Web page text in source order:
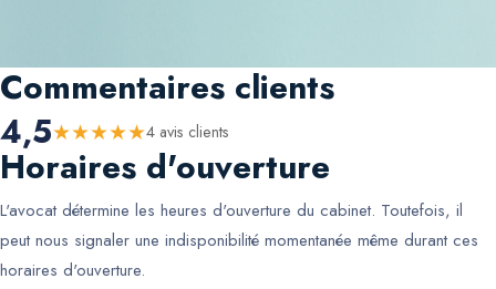
Commentaires clients
4,5★★★★★4 avis clients
Horaires d'ouverture
L'avocat détermine les heures d'ouverture du cabinet. Toutefois, il
peut nous signaler une indisponibilité momentanée même durant ces
horaires d'ouverture.